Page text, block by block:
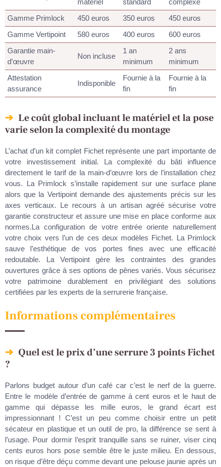
matériel
standard
complexe
Gamme Primlock
450 euros 350 euros
450 euros
Gamme Vertipoint
580 euros 400 euros
600 euros
Garantie main-
d’œuvre
Non incluse
1 an
minimum
2 ans
minimum
Attestation
assurance
Indisponible
Fournie à la
fin
Fournie à la
fin
Le coût global incluant le matériel et la pose
varie selon la complexité du montage
L’achat d’un kit complet Fichet représente une part importante de
votre investissement initial. La complexité du bâti influence
directement le tarif de la main-d’œuvre lors de l’installation chez
vous. La Primlock s’installe rapidement sur une surface plane
alors que la Vertipoint demande des ajustements précis sur les
axes verticaux. Le recours à un artisan agréé sécurise votre
garantie constructeur et assure une mise en place conforme aux
normes.La configuration de votre entrée oriente naturellement
votre choix vers l’un de ces deux modèles Fichet. La Primlock
sauve l’esthétique de vos portes fines avec une efficacité
redoutable. La Vertipoint gère les contraintes des grandes
ouvertures grâce à ses options de pênes variés. Vous sécurisez
votre patrimoine durablement en privilégiant des solutions
certifiées par les experts de la serrurerie française.
Informations complémentaires
Quel est le prix d’une serrure 3 points Fichet
?
Parlons budget autour d’un café car c’est le nerf de la guerre.
Entre le modèle d’entrée de gamme à cent euros et le haut de
gamme qui dépasse les mille euros, le grand écart est
impressionnant ! C’est un peu comme choisir entre un petit
sécateur en plastique et un outil de pro, la différence se sent à
l’usage. Pour dormir l’esprit tranquille sans se ruiner, viser cinq
cents euros hors pose semble être le juste milieu. En dessous,
on risque d’être déçu comme devant une pelouse jaunie après un